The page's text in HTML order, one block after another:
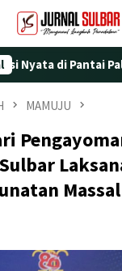
di Pantai Palippis:
MAMUJU
Massal